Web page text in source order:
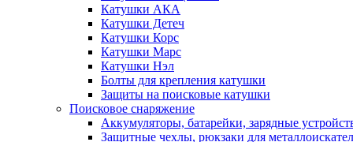
Катушки АКА
Катушки Детеч
Катушки Корс
Катушки Марс
Катушки Нэл
Болты для крепления катушки
Защиты на поисковые катушки
Поисковое снаряжение
Аккумуляторы, батарейки, зарядные
Защитные чехлы, рюкзаки для